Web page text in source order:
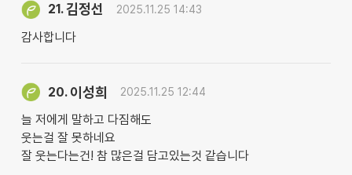
21.김정선 2025.11.25 14:43
감사합니다
20. 이성희 2025.11.25 12:44
늘 저에게 말하고 다짐해도
웃는걸 잘 못하네요
잘 웃는다는건! 참 많은걸 담고있는것 같습니다